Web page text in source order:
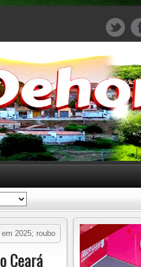
2025; roubo
Ceará